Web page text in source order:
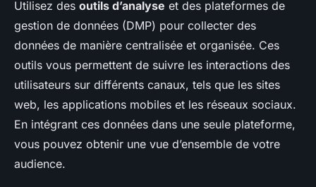
Utilisez des outils d’analyse et des plateformes de
gestion de données (DMP) pour collecter des
données de manière centralisée et organisée. Ces
outils vous permettent de suivre les interactions des
utilisateurs sur différents canaux, tels que les sites
web, les applications mobiles et les réseaux sociaux.
En intégrant ces données dans une seule plateforme,
vous pouvez obtenir une vue d’ensemble de votre
audience.